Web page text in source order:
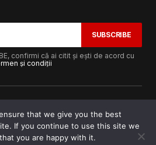
SUBSCRIBE
confirmi că ai citit și ești de acord cu
și condiții
· Toate drepturile
Media FX
that we give you the best
If you continue to use this site we
you are happy with it.